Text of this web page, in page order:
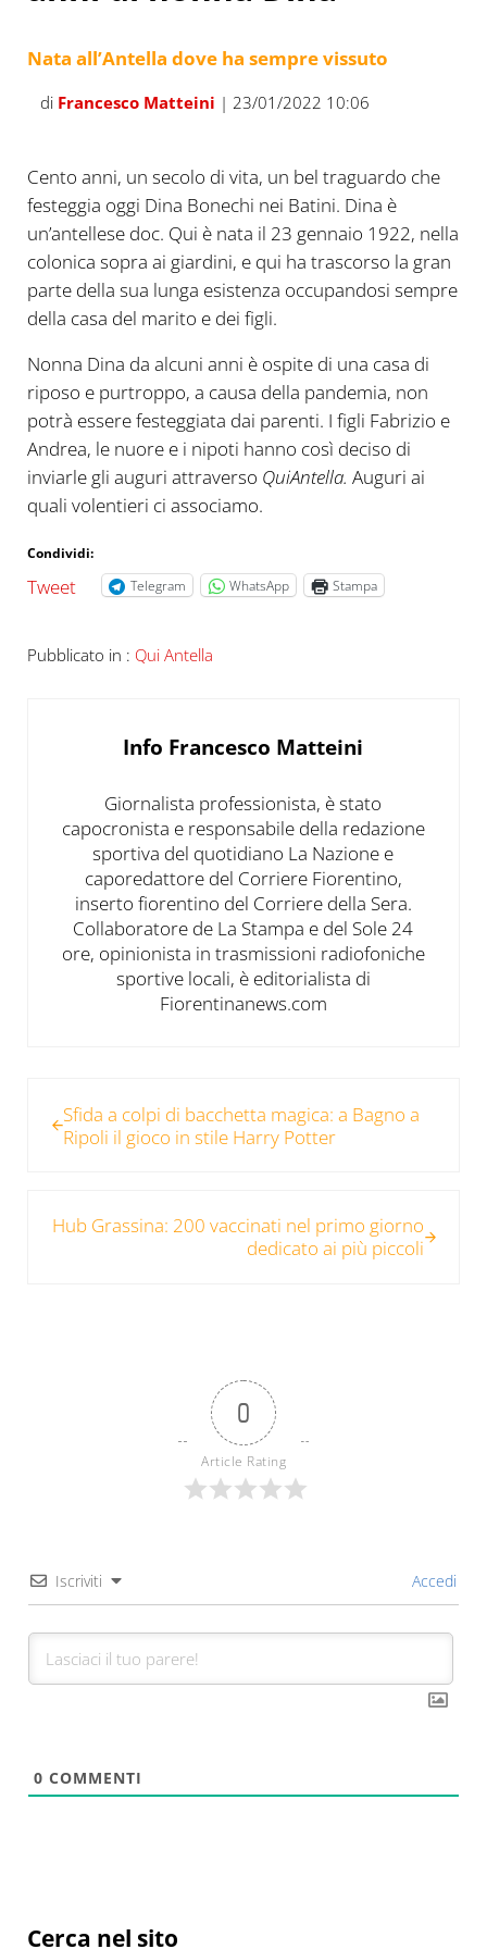
Nata all’Antella dove ha sempre vissuto
di Francesco Matteini | 23/01/2022 10:06
Cento anni, un secolo di vita, un bel traguardo che
festeggia oggi Dina Bonechi nei Batini. Dina è
un’antellese doc. Qui è nata il 23 gennaio 1922, nella
colonica sopra ai giardini, e qui ha trascorso la gran
parte della sua lunga esistenza occupandosi sempre
della casa del marito e dei figli.
Nonna Dina da alcuni anni è ospite di una casa di
riposo e purtroppo, a causa della pandemia, non
potrà essere festeggiata dai parenti. I figli Fabrizio e
Andrea, le nuore e i nipoti hanno così deciso di
inviarle gli auguri attraverso QuiAntella. Auguri ai
quali volentieri ci associamo.
Condividi:
Tweet Telegram WhatsApp Stampa
Pubblicato in : Qui Antella
Info Francesco Matteini
Giornalista professionista, è stato
capocronista e responsabile della redazione
sportiva del quotidiano La Nazione e
caporedattore del Corriere Fiorentino,
inserto fiorentino del Corriere della Sera.
Collaboratore de La Stampa e del Sole 24
ore, opinionista in trasmissioni radiofoniche
sportive locali, è editorialista di
Fiorentinanews.com
Sfida a colpi di bacchetta magica: a Bagno a
Ripoli il gioco in stile Harry Potter
Hub Grassina: 200 vaccinati nel primo giorno
dedicato ai più piccoli
0
Article Rating
Iscriviti Accedi
0 COMMENTI
Sidebar
Cerca nel sito